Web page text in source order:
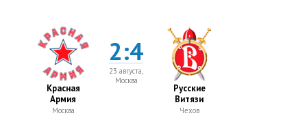
Красная
Армия
Москва
2:4
23 августа,
Москва
Русские
Витязи
Чехов